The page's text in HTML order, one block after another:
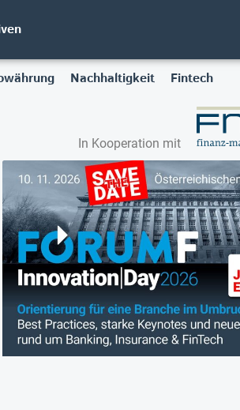
Nachhaltigkeit Fintech
In Kooperation mit